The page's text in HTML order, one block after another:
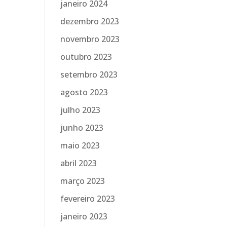
janeiro 2024
dezembro 2023
novembro 2023
outubro 2023
setembro 2023
agosto 2023
julho 2023
junho 2023
maio 2023
abril 2023
março 2023
fevereiro 2023
janeiro 2023